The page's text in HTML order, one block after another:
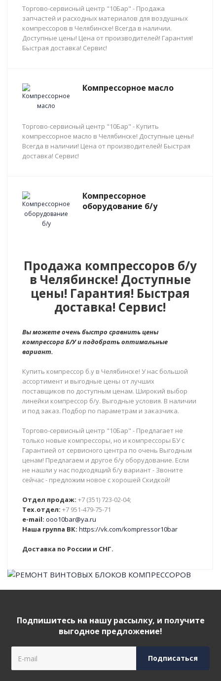
Торгово-сервисный центр "10Бар" - Продажа
запчастей и расходных материалов для воздушных
компрессоров в Челябинске! Всегда в наличии.
Доступные цены! Цена от производителей! Гарантия!
Быстрая доставка! Сервис!
Компрессорное масло
Торгово-сервисный центр "10Бар" - Купить
компрессорное масло в Челябинске! Доступные цены!
Всегда в наличии! Цена от производителей! Быстрая
доставка! Сервис!
Компрессорное
оборудование б/у
Продажа компрессоров б/у
в Челябинске! Доступные
цены! Гарантия! Быстрая
доставка! Сервис!
Вы можете очень быстро сравнить цены
компрессора Б/У и подобрать оптимальные
вариант.
Купить компрессор б.у в Челябинске! У нас большой
ассортимент и выгодные цены от лучших
поставщиков по доступным ценам. Широкий выбор
линейки компрессор б/у. Выгодные условия. В наличии
и под заказ. Подбор по параметрам и заказчика.
Торгово-сервисный центр "10Бар" - Предлагает не
только новые компрессоры, но и компрессоры БУ с
Гарантией от сервисного центра по очень Выгодным
ценам! Предлагаем и другое б/у оборудование. Если
не нашли у нас подходящий б/у вариант - Звоните
сейчас - предложим новое с хорошей Скидкой!
Отдел продаж: +7 (351) 723-02-04;
Тех.отдел: +7 951-479-75-71
e-mail: ooo10bar@ya.ru
Наша группа ВК: https://vk.com/kompressor10bar
Доставка по России и СНГ.
Подпишитесь на нашу рассылку, и получите
выгодное предложение!